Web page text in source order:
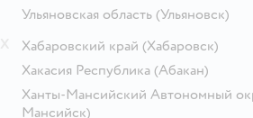
Ульяновская область (Ульяновск)
Хабаровский край (Хабаровск)
Хакасия Республика (Абакан)
Ханты-Мансийский Автономный
Мансийск)